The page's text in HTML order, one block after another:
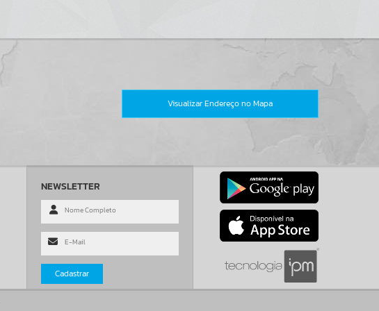
Visualizar Endereço no Mapa
NEWSLETTER
Cadastrar